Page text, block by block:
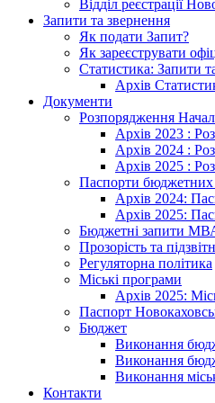
Відділ реєстрації
Запити та звернення
Як подати Запит?
Як зареєструвати
Статистика: Запити
Архів
Документи
Розпорядження
Архів 2023 :
Архів 2024 :
Архів 2025 :
Паспорти
Архів 2024:
Архів 2025:
Бюджетні запити
Прозорість та
Регуляторна політика
Міські програми
Архів 2025:
Паспорт
Бюджет
Виконання
Виконання
Виконання
Контакти